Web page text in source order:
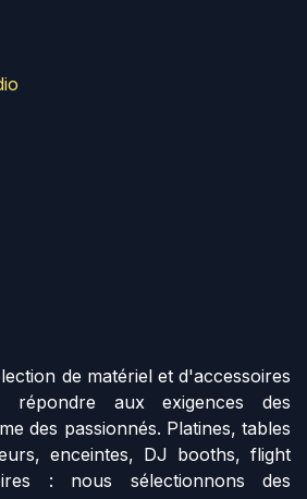
de matériel et d'accessoires
répondre aux exigences des
des passionnés. Platines, tables
enceintes, DJ booths, flight
: nous sélectionnons des